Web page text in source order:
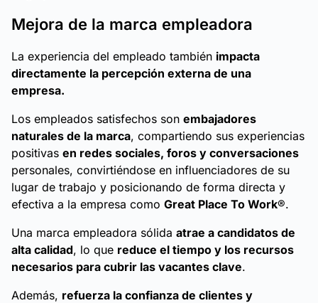
Mejora de la marca empleadora
La experiencia del empleado también impacta
directamente la percepción externa de una
empresa.
Los empleados satisfechos son embajadores
naturales de la marca, compartiendo sus experiencias
positivas en redes sociales, foros y conversaciones
personales, convirtiéndose en influenciadores de su
lugar de trabajo y posicionando de forma directa y
efectiva a la empresa como Great Place To Work®.
Una marca empleadora sólida atrae a candidatos de
alta calidad, lo que reduce el tiempo y los recursos
necesarios para cubrir las vacantes clave.
Además, refuerza la confianza de clientes y